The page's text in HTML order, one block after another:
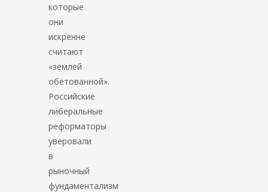
которые
они
искренне
считают
«землей
обетованной».
Российские
либеральные
реформаторы
уверовали
в
рыночный
фундаментализм